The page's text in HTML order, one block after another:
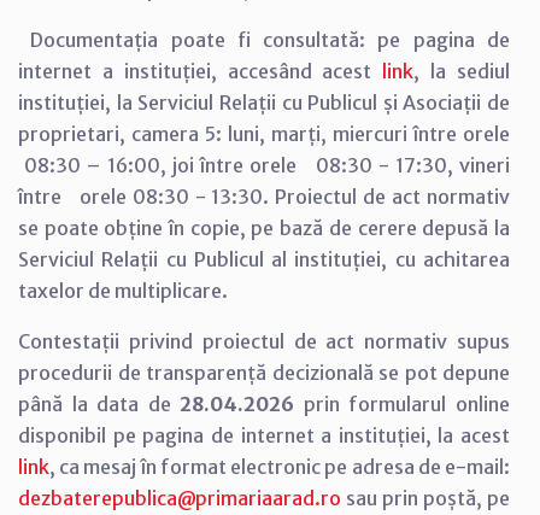
Documentația poate fi consultată: pe pagina de
internet a instituției, accesând acest link, la sediul
instituției, la Serviciul Relații cu Publicul și Asociații de
proprietari, camera 5: luni, marți, miercuri între orele
08:30 – 16:00, joi între orele 08:30 - 17:30, vineri
între orele 08:30 - 13:30. Proiectul de act normativ
se poate obține în copie, pe bază de cerere depusă la
Serviciul Relații cu Publicul al instituției, cu achitarea
taxelor de multiplicare.
Contestații privind proiectul de act normativ supus
procedurii de transparență decizională se pot depune
până la data de 28.04.2026 prin formularul online
disponibil pe pagina de internet a instituției, la acest
link, ca mesaj în format electronic pe adresa de e-mail:
dezbaterepublica@primariaarad.ro sau prin poștă, pe